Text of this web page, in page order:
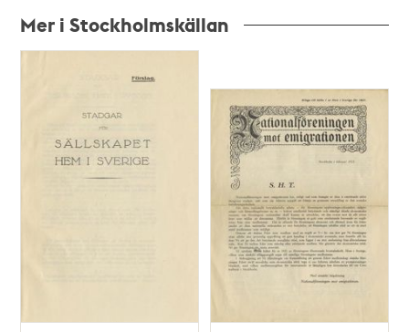
Mer i Stockholmskällan